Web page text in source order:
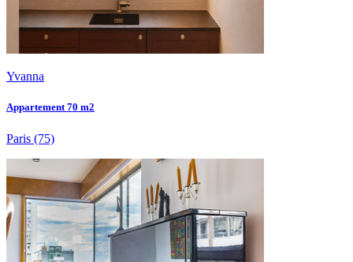
Yvanna
Appartement 70 m2
Paris (75)